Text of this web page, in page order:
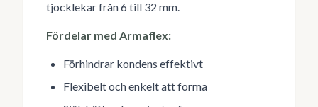
tjocklekar från 6 till 32 mm.
Fördelar med Armaflex:
Förhindrar kondens effektivt
Flexibelt och enkelt att forma